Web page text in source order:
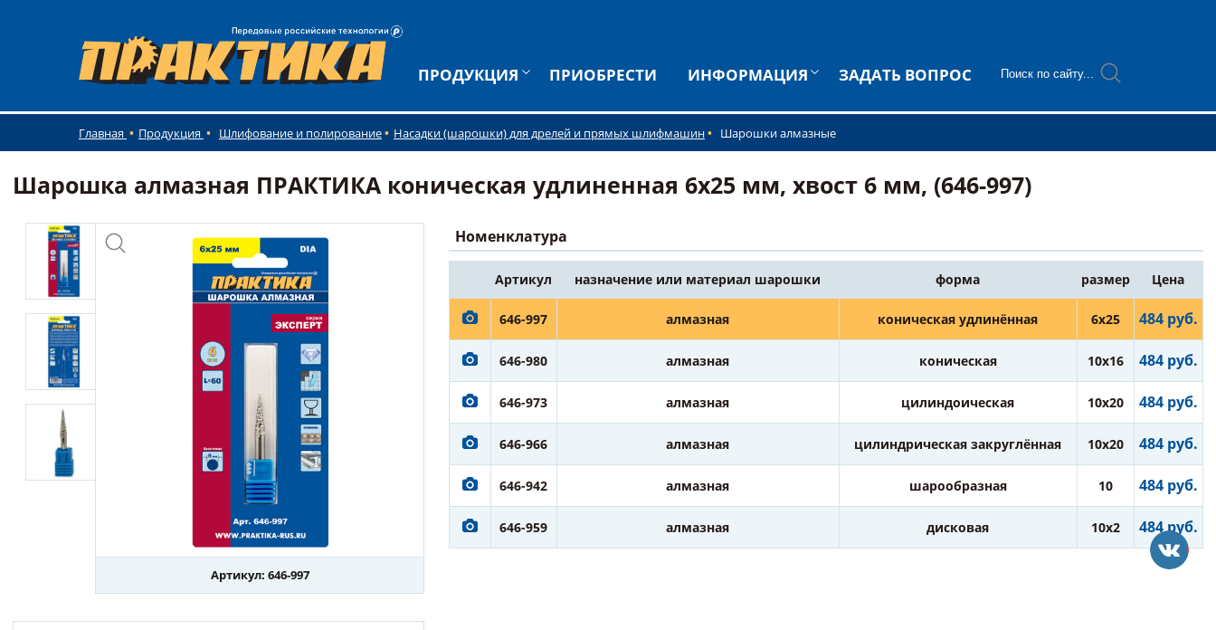
ПРОДУКЦИЯ ПРИОБРЕСТИ ИНФОРМАЦИЯ ЗАДАТЬ ВОПРОС
Главная Продукция Шлифование и полирование Насадки (шарошки) для дрелей и прямых шлифмашин Шарошки алмазные
Шарошка алмазная ПРАКТИКА коническая удлиненная 6х25 мм, хвост 6 мм, (646-997)
Артикул: 646-997
Номенклатура
Артикул назначение или материал шарошки форма размер Цена
646-997 алмазная коническая удлинённая 6х25 484 руб.
646-980 алмазная коническая 10х16 484 руб.
646-973 алмазная цилиндоическая 10х20 484 руб.
646-966 алмазная цилиндрическая закруглённая 10х20 484 руб.
646-942 алмазная шарообразная 10 484 руб.
646-959 алмазная дисковая 10х2 484 руб.